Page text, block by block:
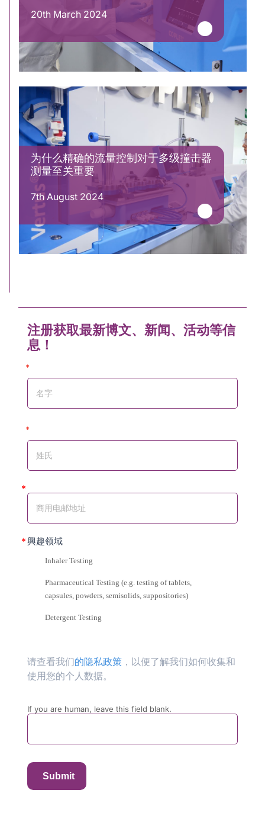
20th March 2024
为什么精确的流量控制对于多级撞击器
测量至关重要
7th August 2024
注册获取最新博文、新闻、活动等信
息！
Blog
Form
(zhan)
*
*
興趣领域
Inhaler Testing
Pharmaceutical Testing (e.g. testing of tablets,
capsules, powders, semisolids, suppositories)
Detergent Testing
请查看我们的隐私政策，以便了解我们如何收集和
使用您的个人数据。
If you are human, leave this field blank.
Submit